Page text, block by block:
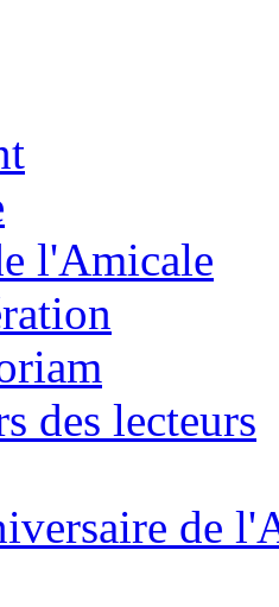
l'Amicale
des lecteurs
de